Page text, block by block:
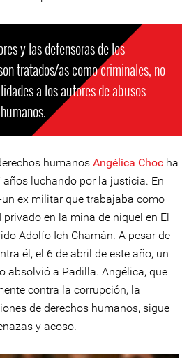
y las defensoras de los
tratados/as como criminales, no
a los autores de abusos
humanos Angélica Choc ha
luchando por la justicia. En
ex militar que trabajaba como
en la mina de níquel en El
Adolfo Ich Chamán. A pesar de
él, el 6 de abril de este año, un
absolvió a Padilla. Angélica, que
contra la corrupción, la
de derechos humanos, sigue
y acoso.